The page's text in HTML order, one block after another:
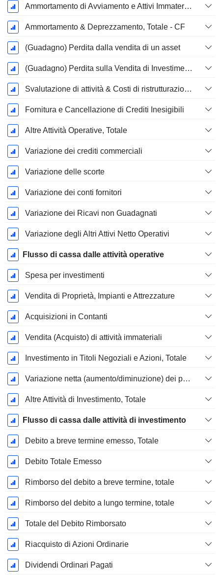
Ammortamento di Avviamento e Attivi Immateriale - (CF) - (Specifico del Modello)
Ammortamento & Deprezzamento, Totale - CF
(Guadagno) Perdita dalla vendita di un asset
(Guadagno) Perdita sulla Vendita di Investimenti - (CF)
Svalutazione di attività & Costi di ristrutturazione
Fornitura e Cancellazione di Crediti Inesigibili
Altre Attività Operative, Totale
Variazione dei crediti commerciali
Variazione delle scorte
Variazione dei conti fornitori
Variazione dei Ricavi non Guadagnati
Variazione degli Altri Attivi Netto Operativi
Flusso di cassa dalle attività operative
Spesa per investimenti
Vendita di Proprietà, Impianti e Attrezzature
Acquisizioni in Contanti
Vendita (Acquisto) di attività immateriali
Investimento in Titoli Negoziali e Azioni, Totale
Variazione netta (aumento/diminuzione) dei prestiti originati / venduti - Investimento
Altre Attività di Investimento, Totale
Flusso di cassa dalle attività di investimento
Debito a breve termine emesso, Totale
Debito Totale Emesso
Rimborso del debito a breve termine, totale
Rimborso del debito a lungo termine, totale
Totale del Debito Rimborsato
Riacquisto di Azioni Ordinarie
Dividendi Ordinari Pagati